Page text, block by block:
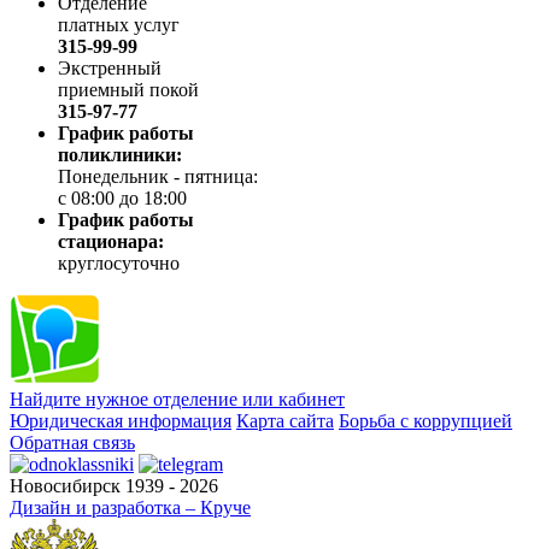
платных услуг
315-99-99
Экстренный
приемный покой
315-97-77
График работы
поликлиники:
Понедельник - пятница:
с 08:00 до 18:00
График работы
стационара:
круглосуточно
Найдите нужное отделение или кабинет
Юридическая информация Карта сайта Борьба с коррупцией
Обратная связь
Новосибирск 1939 - 2026
Дизайн и разработка – Круче